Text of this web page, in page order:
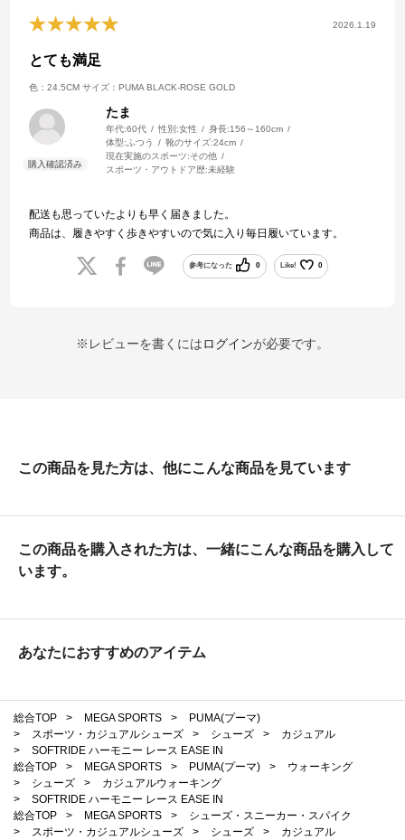
2026.1.19
とても満足
色：24.5CM サイズ：PUMA BLACK-ROSE GOLD
たま
年代:60代 性別:女性 身長:156～160cm
体型: ふつう 靴のサイズ:24cm
現在実施のスポーツ:その他
スポーツ・アウトドア歴:未経験
配送も思っていたよりも早く届きました。
商品は、履きやすく歩きやすいので気に入り毎日履いています。
参考になった 0 Like! 0
※レビューを書くにはログインが必要です。
この商品を見た方は、他にこんな商品を見ています
この商品を購入された方は、一緒にこんな商品を購入して
います。
あなたにおすすめのアイテム
総合TOP > MEGA SPORTS >
PUMA(プーマ)
>
スポーツ・カジュアルシューズ > シューズ >
カジュアル
>
SOFTRIDE ハーモニー レース EASE IN
総合TOP
> MEGA SPORTS > PUMA(プーマ) >
ウォーキング
>
シューズ >
カジュアルウォーキング
>
SOFTRIDE ハーモニー レース EASE IN
総合TOP
> MEGA SPORTS >
シューズ・スニーカー・スパイク
>
スポーツ・カジュアルシューズ > シューズ >
カジュアル